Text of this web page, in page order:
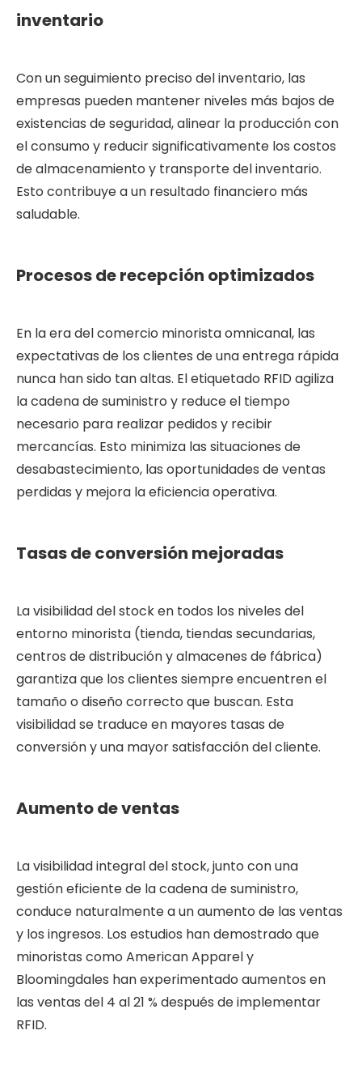
inventario
Con un seguimiento preciso del inventario, las
empresas pueden mantener niveles más bajos de
existencias de seguridad, alinear la producción con
el consumo y reducir significativamente los costos
de almacenamiento y transporte del inventario.
Esto contribuye a un resultado financiero más
saludable.
Procesos de recepción optimizados
En la era del comercio minorista omnicanal, las
expectativas de los clientes de una entrega rápida
nunca han sido tan altas. El etiquetado RFID agiliza
la cadena de suministro y reduce el tiempo
necesario para realizar pedidos y recibir
mercancías. Esto minimiza las situaciones de
desabastecimiento, las oportunidades de ventas
perdidas y mejora la eficiencia operativa.
Tasas de conversión mejoradas
La visibilidad del stock en todos los niveles del
entorno minorista (tienda, tiendas secundarias,
centros de distribución y almacenes de fábrica)
garantiza que los clientes siempre encuentren el
tamaño o diseño correcto que buscan. Esta
visibilidad se traduce en mayores tasas de
conversión y una mayor satisfacción del cliente.
Aumento de ventas
La visibilidad integral del stock, junto con una
gestión eficiente de la cadena de suministro,
conduce naturalmente a un aumento de las ventas
y los ingresos. Los estudios han demostrado que
minoristas como American Apparel y
Bloomingdales han experimentado aumentos en
las ventas del 4 al 21 % después de implementar
RFID.